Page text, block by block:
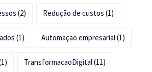
(2) Redução de custos (1)
(1) Automação empresarial(1)
TransformacaoDigital(11)